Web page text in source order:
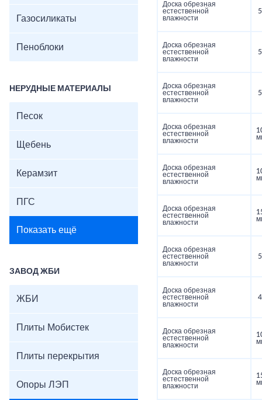
Газосиликаты
Пеноблоки
НЕРУДНЫЕ МАТЕРИАЛЫ
Песок
Щебень
Керамзит
ПГС
Показать ещё
ЗАВОД ЖБИ
ЖБИ
Плиты Мобистек
Плиты перекрытия
Опоры ЛЭП
Доска обрезная
естественной
влажности
Доска обрезная
естественной
влажности
Доска обрезная
естественной
влажности
Доска обрезная
естественной
влажности
Доска обрезная
естественной
влажности
Доска обрезная
естественной
влажности
Доска обрезная
естественной
влажности
Доска обрезная
естественной
влажности
Доска обрезная
естественной
влажности
Доска обрезная
естественной
влажности